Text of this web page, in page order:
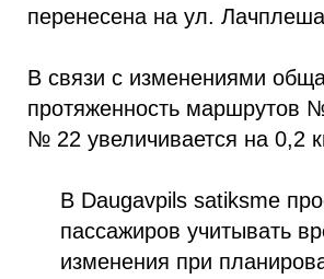
перенесена на ул.
В связи с изменениями
протяженность маршрутов
№ 22 увеличивается на 0,2
В Daugavpils satiksme
пассажиров учитывать
изменения при